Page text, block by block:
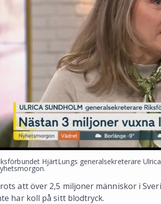
HjärtLungs generalsekreterare
att över 2,5 miljoner människor i
har koll på sitt blodtryck.